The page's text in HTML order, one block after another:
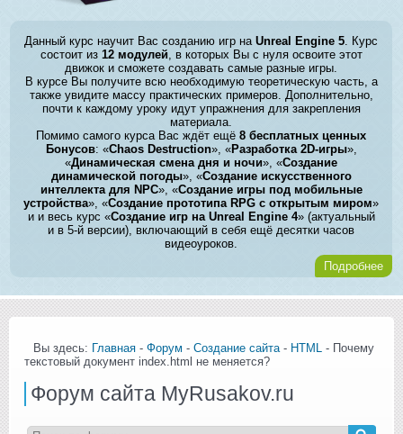
Данный курс научит Вас созданию игр наUnreal Engine 5 . Курс
состоит из 12 модулей, в которых Вы с нуля освоите этот
движок и сможете создавать самые разные игры.
В курсе Вы получите всю необходимую теоретическую часть, а
также увидите массу практических примеров. Дополнительно,
почти к каждому уроку идут упражнения для закрепления
материала.
Помимо самого курса Вас ждёт ещё8 бесплатных ценных
Бонусов: «Chaos Destruction», «Разработка 2D-игры»,
«Динамическая смена дня и ночи», «Создание
динамической погоды», «Создание искусственного
интеллекта для NPC», «Создание игры под мобильные
устройства», «Создание прототипа RPG с открытым миром»
и и весь курс «Создание игр на Unreal Engine 4» (актуальный
и в 5-й версии), включающий в себя ещё десятки часов
видеоуроков.
Подробнее
Вы здесь: Главная - Форум - Создание сайта - HTML - Почему
текстовый документ index.html не меняется?
Форум сайта MyRusakov.ru